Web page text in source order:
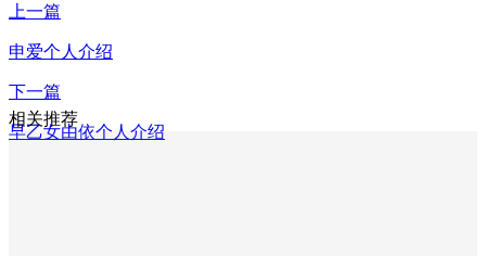
上一篇
申爱个人介绍
下一篇
早乙女由依个人介绍
相关推荐